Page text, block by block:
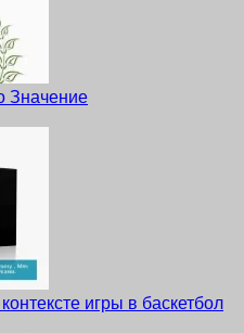
Значение
игры в баскетбол